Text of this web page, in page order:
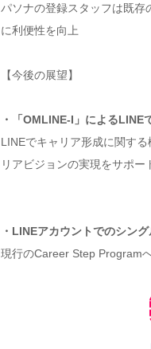
パソナの登録スタッフは既
に利便性を向上
【今後の展望】
・「OMLINE-I」によるLINE
LINEでキャリア形成に関す
リアビジョンの実現をサポー
・LINEアカウントでのシン
現行のCareer Step Program